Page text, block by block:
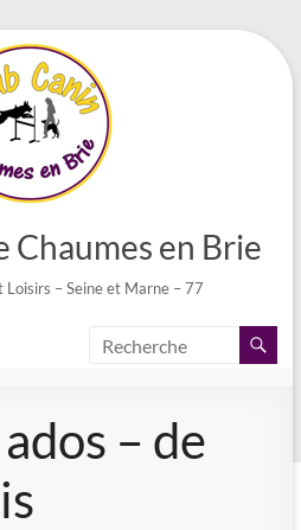
Chaumes en Brie
Loisirs – Seine et Marne – 77
– de